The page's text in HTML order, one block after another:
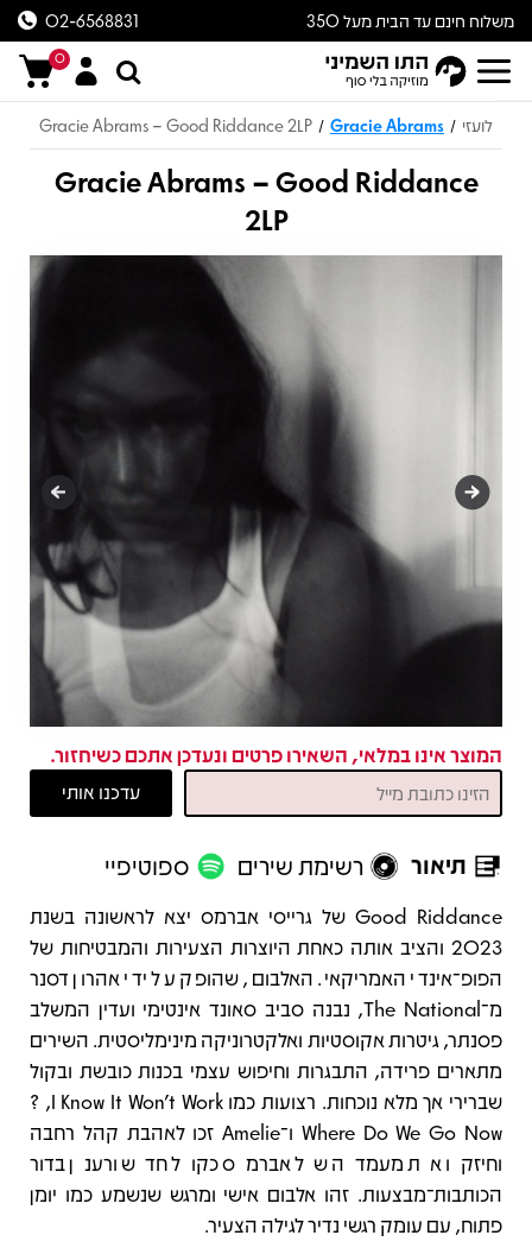
משלוח חינם עד הבית מעל 350
ש״ח
02-6568831
0
לועזי /
Gracie Abrams
/
Gracie Abrams – Good Riddance 2LP
Gracie Abrams – Good Riddance
2LP
המוצר אינו במלאי, השאירו פרטים ונעדכן אתכם כשיחזור.
תיאור רשימת שירים ספוטיפיי
תיאור
​Good Riddance של גרייסי אברמס יצא לראשונה בשנת
2023 והציב אותה כאחת היוצרות הצעירות והמבטיחות של
הפופ־אינדי האמריקאי. האלבום, שהופק על ידי אהרון דסנר
מ־The National, נבנה סביב סאונד אינטימי ועדין המשלב
פסנתר, גיטרות אקוסטיות ואלקטרוניקה מינימליסטית. השירים
מתארים פרידה, התבגרות וחיפוש עצמי בכנות כובשת ובקול
שברירי אך מלא נוכחות. רצועות כמו I Know It Won’t Work, ‏?
Where Do We Go Now ו־Amelie זכו לאהבת קהל רחבה
וחיזקו את מעמדה של אברמס כקול חדש ורענן בדור
הכותבות־מבצעות. זהו אלבום אישי ומרגש שנשמע כמו יומן
פתוח, עם עומק רגשי נדיר לגילה הצעיר.